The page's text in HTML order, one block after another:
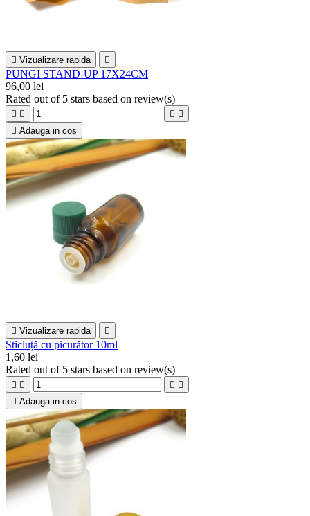
 Vizualizare rapida 
PUNGI STAND-UP 17X24CM
96,00 lei
Rated out of 5 stars based on review(s)
   
 Adauga in cos
 Vizualizare rapida 
Sticluță cu picurător 10ml
1,60 lei
Rated out of 5 stars based on review(s)
   
 Adauga in cos